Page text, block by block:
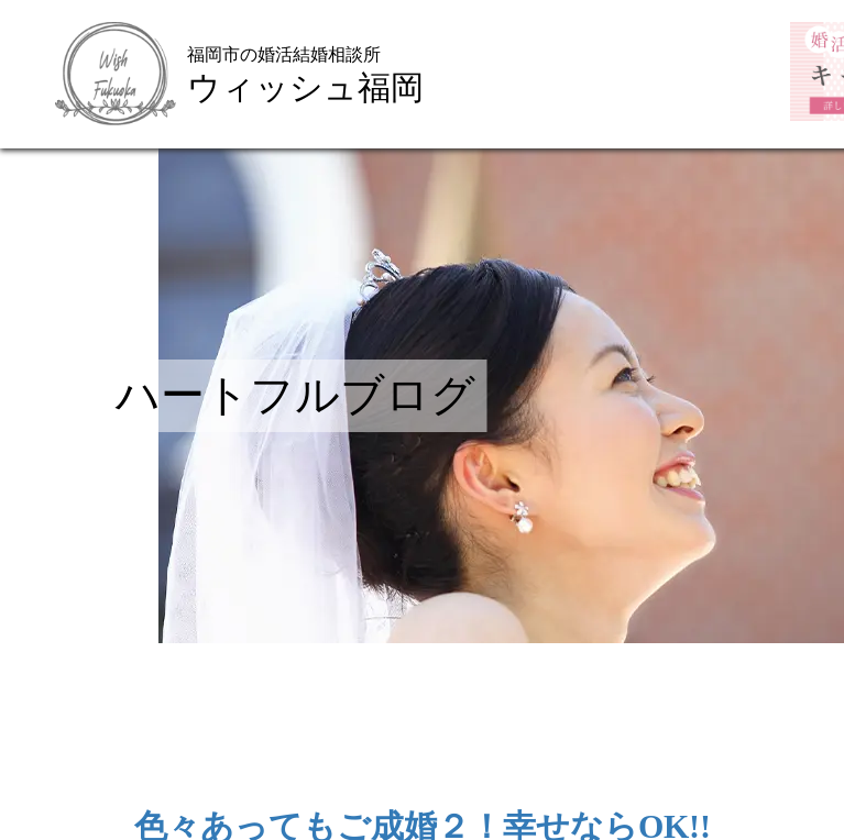
コース・料金・入会案内
ご来店WEB予約 婚活キャンペーン
福岡市の婚活結婚相談所
ウィッシュ福岡
ハートフルブログ
色々あってもご成婚２！幸せならOK!!